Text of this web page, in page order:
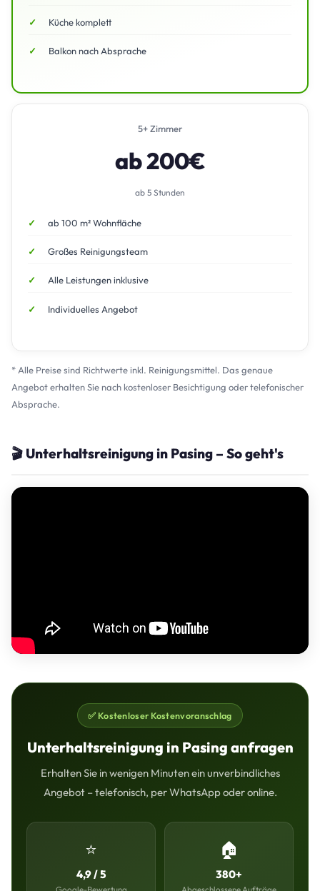
Küche komplett
Balkon nach Absprache
5+ Zimmer
ab 200€
ab 5 Stunden
ab 100 m² Wohnfläche
Großes Reinigungsteam
Alle Leistungen inklusive
Individuelles Angebot
* Alle Preise sind Richtwerte inkl. Reinigungsmittel. Das genaue
Angebot erhalten Sie nach kostenloser Besichtigung oder telefonischer
Absprache.
🎬 Unterhaltsreinigung in Pasing – So geht's
✅ Kostenloser Kostenvoranschlag
Unterhaltsreinigung in Pasing anfragen
Erhalten Sie in wenigen Minuten ein unverbindliches
Angebot – telefonisch, per WhatsApp oder online.
⭐
4,9 / 5
🏠
380+